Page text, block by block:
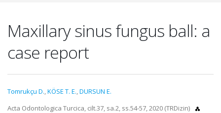
Maxillary sinus fungus ball: a
case report
Tomrukçu D.,KÖSE T. E.,DURSUN E.
Acta Odontologica Turcica, cilt.37, sa.2, ss.54-57, 2020 (TRDizin)